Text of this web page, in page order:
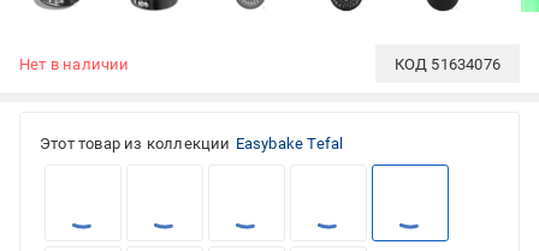
Нет в наличии КОД 51634076
Этот товар из коллекции Easybake Tefal